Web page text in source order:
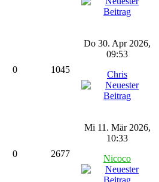
0 1045
Do 30. Apr 2026,
09:53
Chris
0 2677
Mi 11. Mär 2026,
10:33
Nicoco